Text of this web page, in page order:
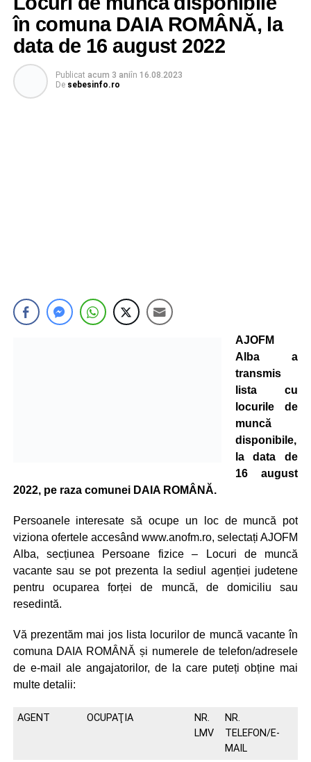
în comuna DAIA ROMÂNĂ, la
data de 16 august 2022
Publicat acum 3 aniîn 16.08.2023
De sebesinfo.ro
AJOFM
Alba a
transmis
lista cu
locurile de
muncă
disponibile,
la data de
16 august
2022, pe raza comunei DAIA ROMÂNĂ.
Persoanele interesate să ocupe un loc de muncă pot
viziona ofertele accesând www.anofm.ro, selectați AJOFM
Alba, secțiunea Persoane fizice – Locuri de muncă
vacante sau se pot prezenta la sediul agenției judetene
pentru ocuparea forței de muncă, de domiciliu sau
resedintă.
Vă prezentăm mai jos lista locurilor de muncă vacante în
comuna DAIA ROMÂNĂ și numerele de telefon/adresele
de e-mail ale angajatorilor, de la care puteți obține mai
multe detalii:
AGENT OCUPAŢIA
NR.
LMV
NR.
TELEFON/E-
MAIL